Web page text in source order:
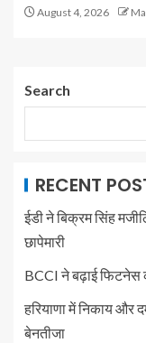
August 4, 2026
Search
RECENT
ईडी ने बिक्रम सिंह
छापेमारी
BCCI ने बढ़ाई फिटनेस
हरियाणा में निकाय और
बेनतीजा